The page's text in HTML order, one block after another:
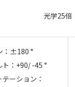
光学25倍
：±180 °
ト：+90/ -45 °
テーション：